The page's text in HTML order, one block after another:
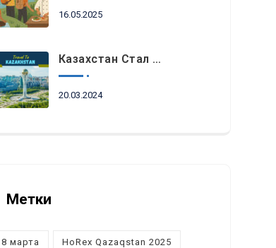
16.05.2025
Казахстан Стал Топовым Направлением Для Туристов Из ОАЭ Во Время Ораза-Айта
20.03.2024
Метки
8 марта HoRex Qazaqstan 2025